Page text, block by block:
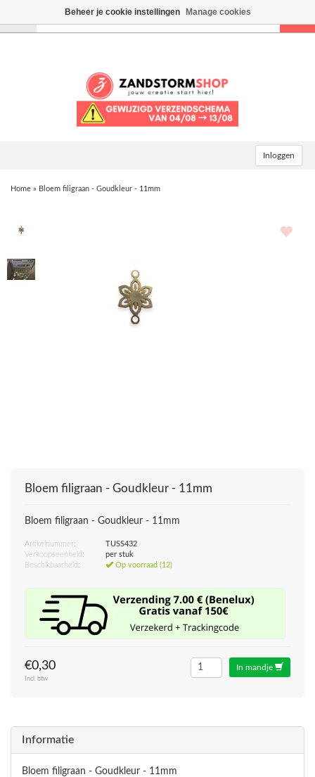
Inloggen
Home » Bloem filigraan - Goudkleur - 11mm
Bloem filigraan - Goudkleur - 11mm
Bloem filigraan - Goudkleur - 11mm
Artikelnummer:
TUSS432
Verkoopseenheid:
per stuk
Beschikbaarheid:
Op voorraad (12)
€0,30
Incl. btw
In mandje
Informatie
Bloem filigraan - Goudkleur - 11mm
Beheer je cookie instellingen Manage cookies